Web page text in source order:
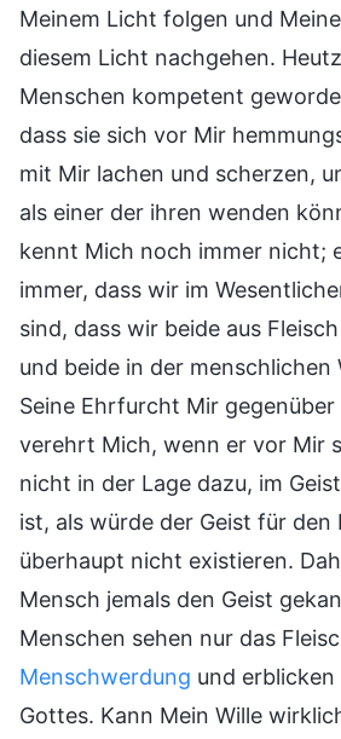
Meinem Licht folgen und
diesem Licht nachgehen.
Menschen kompetent
dass sie sich vor Mir
mit Mir lachen und scherzen,
als einer der ihren wenden
kennt Mich noch immer nicht;
immer, dass wir im
sind, dass wir beide aus
und beide in der menschlichen
Seine Ehrfurcht Mir
verehrt Mich, wenn er vor Mir
nicht in der Lage dazu, im
ist, als würde der Geist für den
überhaupt nicht existieren.
Mensch jemals den Geist
Menschen sehen nur das
Menschwerdung und
Gottes. Kann Mein Wille